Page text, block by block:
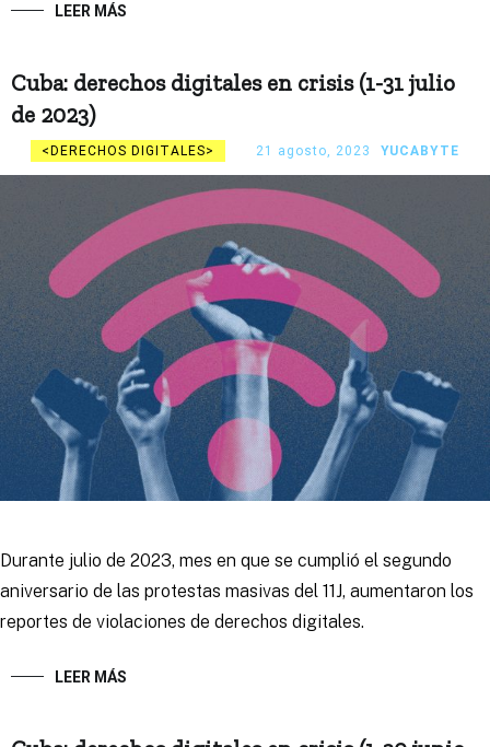
LEER MÁS
Cuba: derechos digitales en crisis (1-31 julio
de 2023)
DERECHOS DIGITALES 21 agosto, 2023 YUCABYTE
Durante julio de 2023, mes en que se cumplió el segundo
aniversario de las protestas masivas del 11J, aumentaron los
reportes de violaciones de derechos digitales.
LEER MÁS